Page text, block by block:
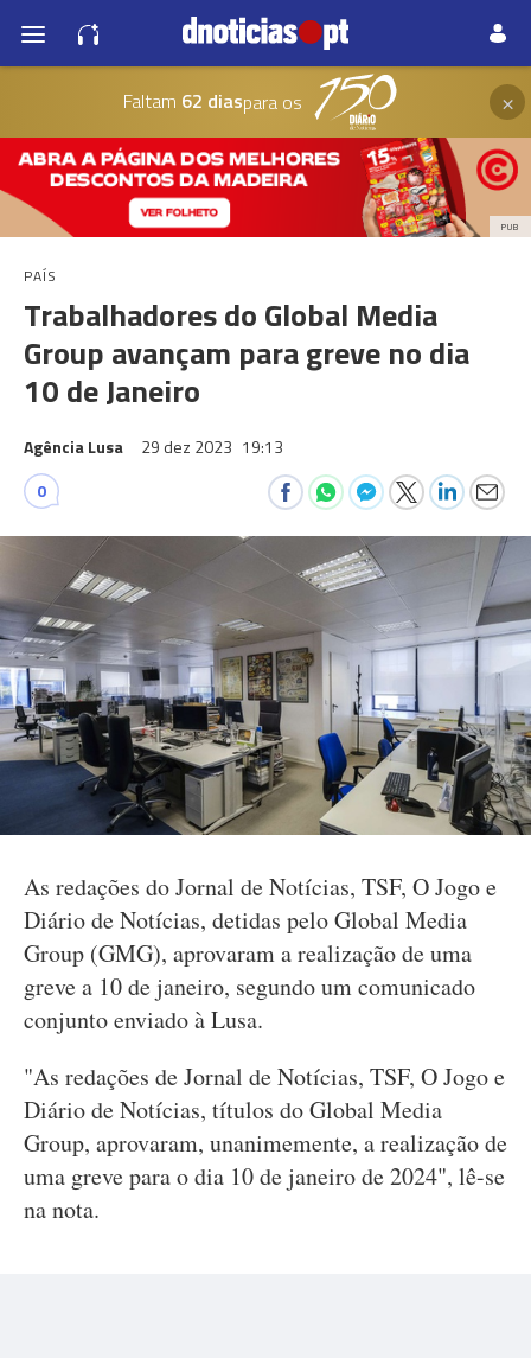
Faltam 62 diaspara os ×
PUB
PAÍS
Trabalhadores do Global Media
Group avançam para greve no dia
10 de Janeiro
Agência Lusa 29 dez 2023 19:13
0
As redações do Jornal de Notícias, TSF, O Jogo e
Diário de Notícias, detidas pelo Global Media
Group (GMG), aprovaram a realização de uma
greve a 10 de janeiro, segundo um comunicado
conjunto enviado à Lusa.
"As redações de Jornal de Notícias, TSF, O Jogo e
Diário de Notícias, títulos do Global Media
Group, aprovaram, unanimemente, a realização de
uma greve para o dia 10 de janeiro de 2024", lê-se
na nota.